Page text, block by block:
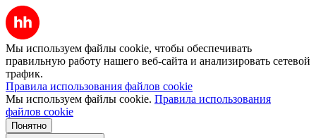
Мы используем файлы cookie, чтобы обеспечивать
правильную работу нашего веб-сайта и анализировать сетевой
трафик.
Правила использования файлов cookie
Мы используем файлы cookie. Правила использования
файлов cookie
Понятно